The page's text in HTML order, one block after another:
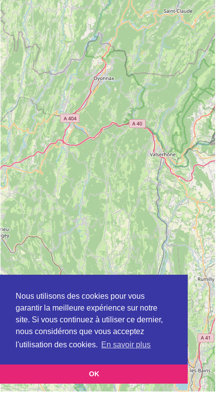
Nous utilisons des cookies pour vous
garantir la meilleure expérience sur notre
site. Si vous continuez à utiliser ce dernier,
nous considérons que vous acceptez
l'utilisation des cookies. En savoir plus
OK